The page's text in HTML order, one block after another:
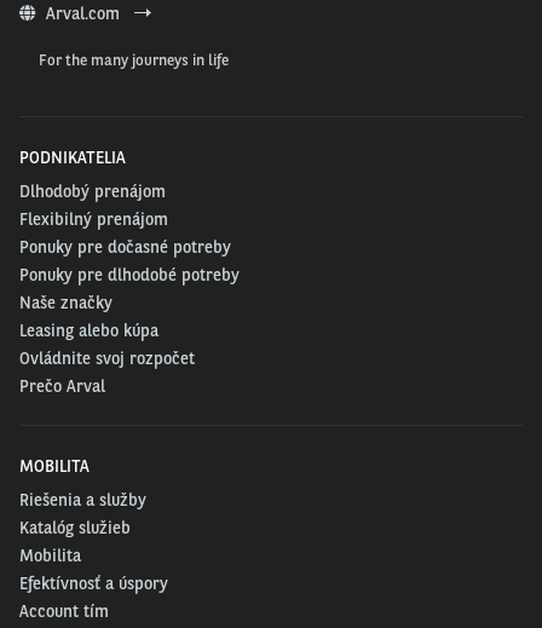
Arval.com
For the many journeys in life
PODNIKATELIA
Dlhodobý prenájom
Flexibilný prenájom
Ponuky pre dočasné potreby
Ponuky pre dlhodobé potreby
Naše značky
Leasing alebo kúpa
Ovládnite svoj rozpočet
Prečo Arval
MOBILITA
Riešenia a služby
Katalóg služieb
Mobilita
Efektívnosť a úspory
Account tím